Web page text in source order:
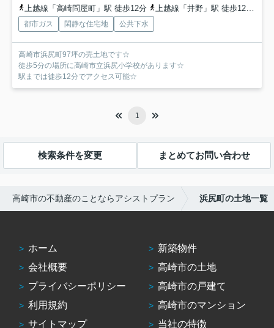
上越線「高崎問屋町」駅 徒歩12分
上越線「井野」駅 徒歩12分
都市ガス 閑静な住宅地 公共下水
高崎市浜尻町97坪の売土地です☆
徒歩5分の場所に高崎市立浜尻小学校があります☆
駅までは徒歩12分でアクセス可能☆
1
検索条件を変更 まとめてお問い合わせ
高崎市の不動産のことならアシストプラン 浜尻町の土地一覧
ホーム
会社概要
プライバシーポリシー
利用規約
サイトマップ
新築物件
高崎市の土地
高崎市の戸建て
高崎市のマンション
当社の特徴